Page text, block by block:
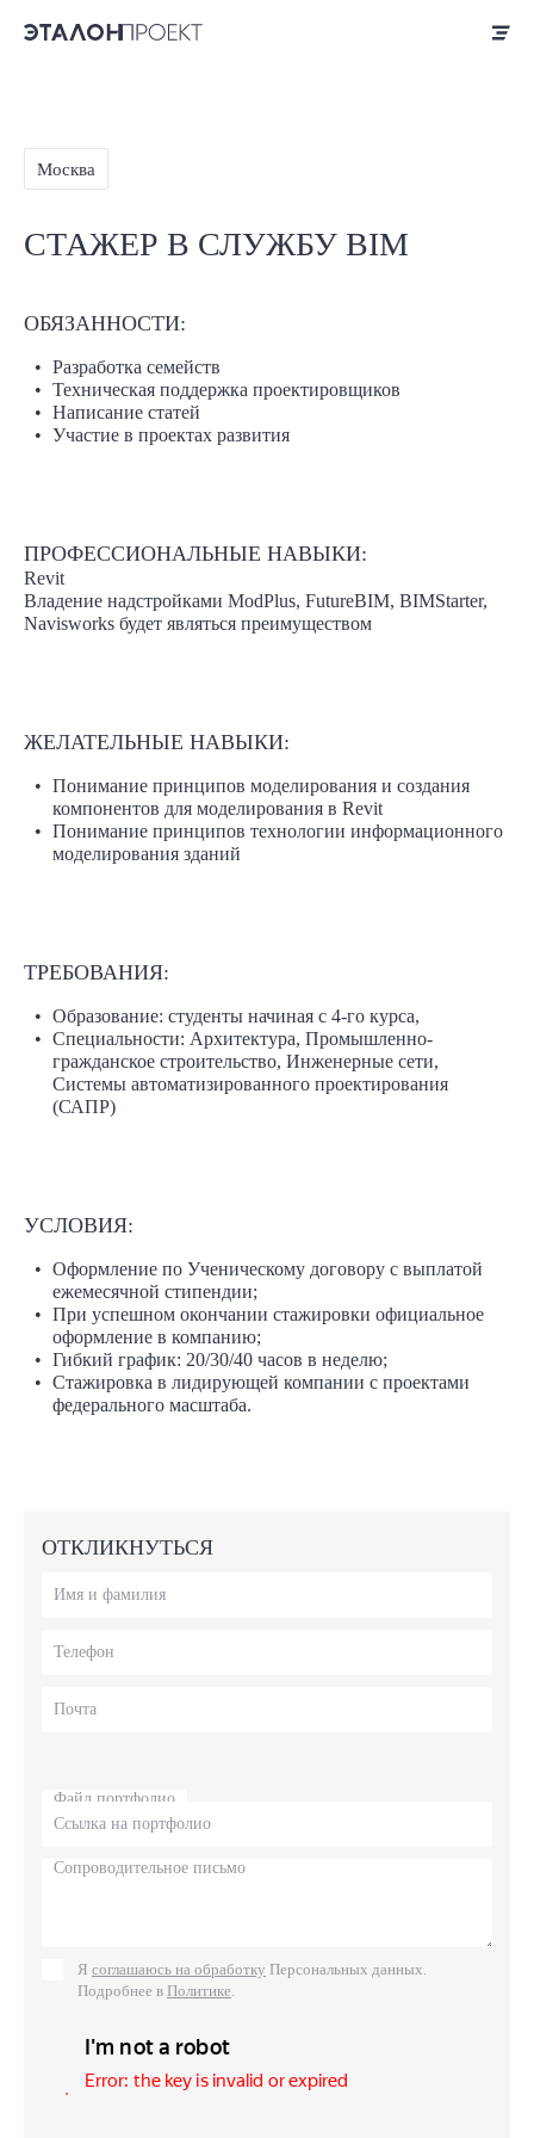
Москва
СТАЖЕР В СЛУЖБУ BIM
ОБЯЗАННОСТИ:
Разработка семейств
Техническая поддержка проектировщиков
Написание статей
Участие в проектах развития
ПРОФЕССИОНАЛЬНЫЕ НАВЫКИ:
Revit
Владение надстройками ModPlus, FutureBIM, BIMStarter,
Navisworks будет являться преимуществом
ЖЕЛАТЕЛЬНЫЕ НАВЫКИ:
Понимание принципов моделирования и создания
компонентов для моделирования в Revit
Понимание принципов технологии информационного
моделирования зданий
ТРЕБОВАНИЯ:
Образование: студенты начиная с 4-го курса,
Специальности: Архитектура, Промышленно-
гражданское строительство, Инженерные сети,
Системы автоматизированного проектирования
(САПР)
УСЛОВИЯ:
Оформление по Ученическому договору с выплатой
ежемесячной стипендии;
При успешном окончании стажировки официальное
оформление в компанию;
Гибкий график: 20/30/40 часов в неделю;
Стажировка в лидирующей компании с проектами
федерального масштаба.
ОТКЛИКНУТЬСЯ
Файл портфолио
Я соглашаюсь на обработку Персональных данных.
Подробнее в Политике.